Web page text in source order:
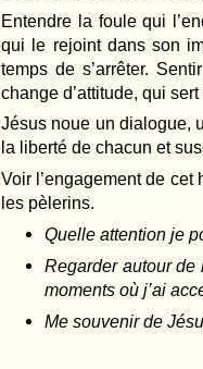
Entendre la foule qui
qui le rejoint dans son
temps de s’arrêter.
change d’attitude, qui
Jésus noue un dialogue,
la liberté de chacun et
Voir l’engagement de
les pèlerins.
Quelle attention je
Regarder autour de
moments où j’ai
Me souvenir de